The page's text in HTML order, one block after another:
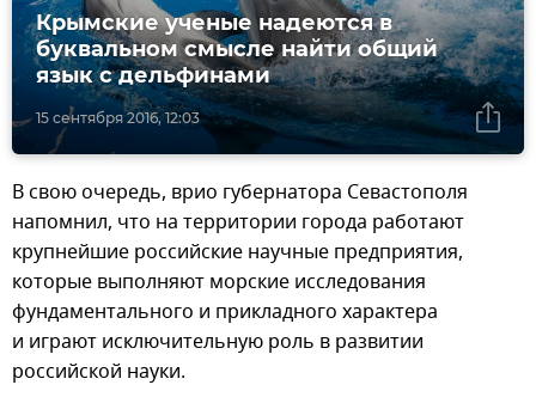
15 сентября 2016, 12:03
Крымские ученые надеются в
буквальном смысле найти общий
язык с дельфинами
В свою очередь, врио губернатора Севастополя
напомнил, что на территории города работают
крупнейшие российские научные предприятия,
которые выполняют морские исследования
фундаментального и прикладного характера
и играют исключительную роль в развитии
российской науки.